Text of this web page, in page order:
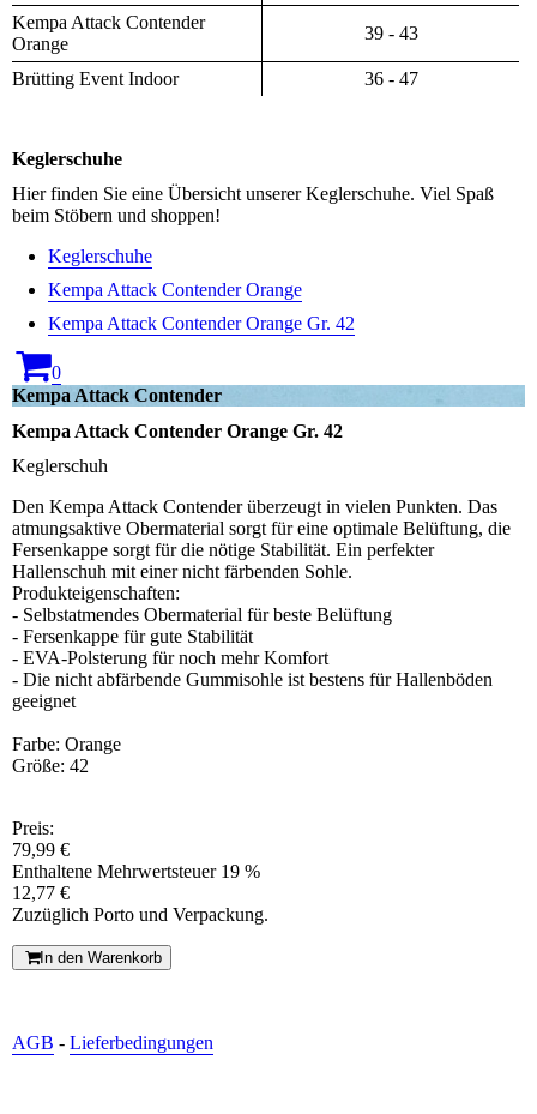
Kempa Attack Contender
Orange
39 - 43
Brütting Event Indoor 36 - 47
Keglerschuhe
Hier finden Sie eine Übersicht unserer Keglerschuhe. Viel Spaß
beim Stöbern und shoppen!
Keglerschuhe
Kempa Attack Contender Orange
Kempa Attack Contender Orange Gr. 42
0
Kempa Attack Contender
Kempa Attack Contender Orange Gr. 42
Keglerschuh
Den Kempa Attack Contender überzeugt in vielen Punkten. Das
atmungsaktive Obermaterial sorgt für eine optimale Belüftung, die
Fersenkappe sorgt für die nötige Stabilität. Ein perfekter
Hallenschuh mit einer nicht färbenden Sohle.
Produkteigenschaften:
- Selbstatmendes Obermaterial für beste Belüftung
- Fersenkappe für gute Stabilität
- EVA-Polsterung für noch mehr Komfort
- Die nicht abfärbende Gummisohle ist bestens für Hallenböden
geeignet
Farbe: Orange
Größe: 42
Preis:
79,99 €
Enthaltene Mehrwertsteuer 19 %
12,77 €
Zuzüglich Porto und Verpackung.
In den Warenkorb
AGB - Lieferbedingungen